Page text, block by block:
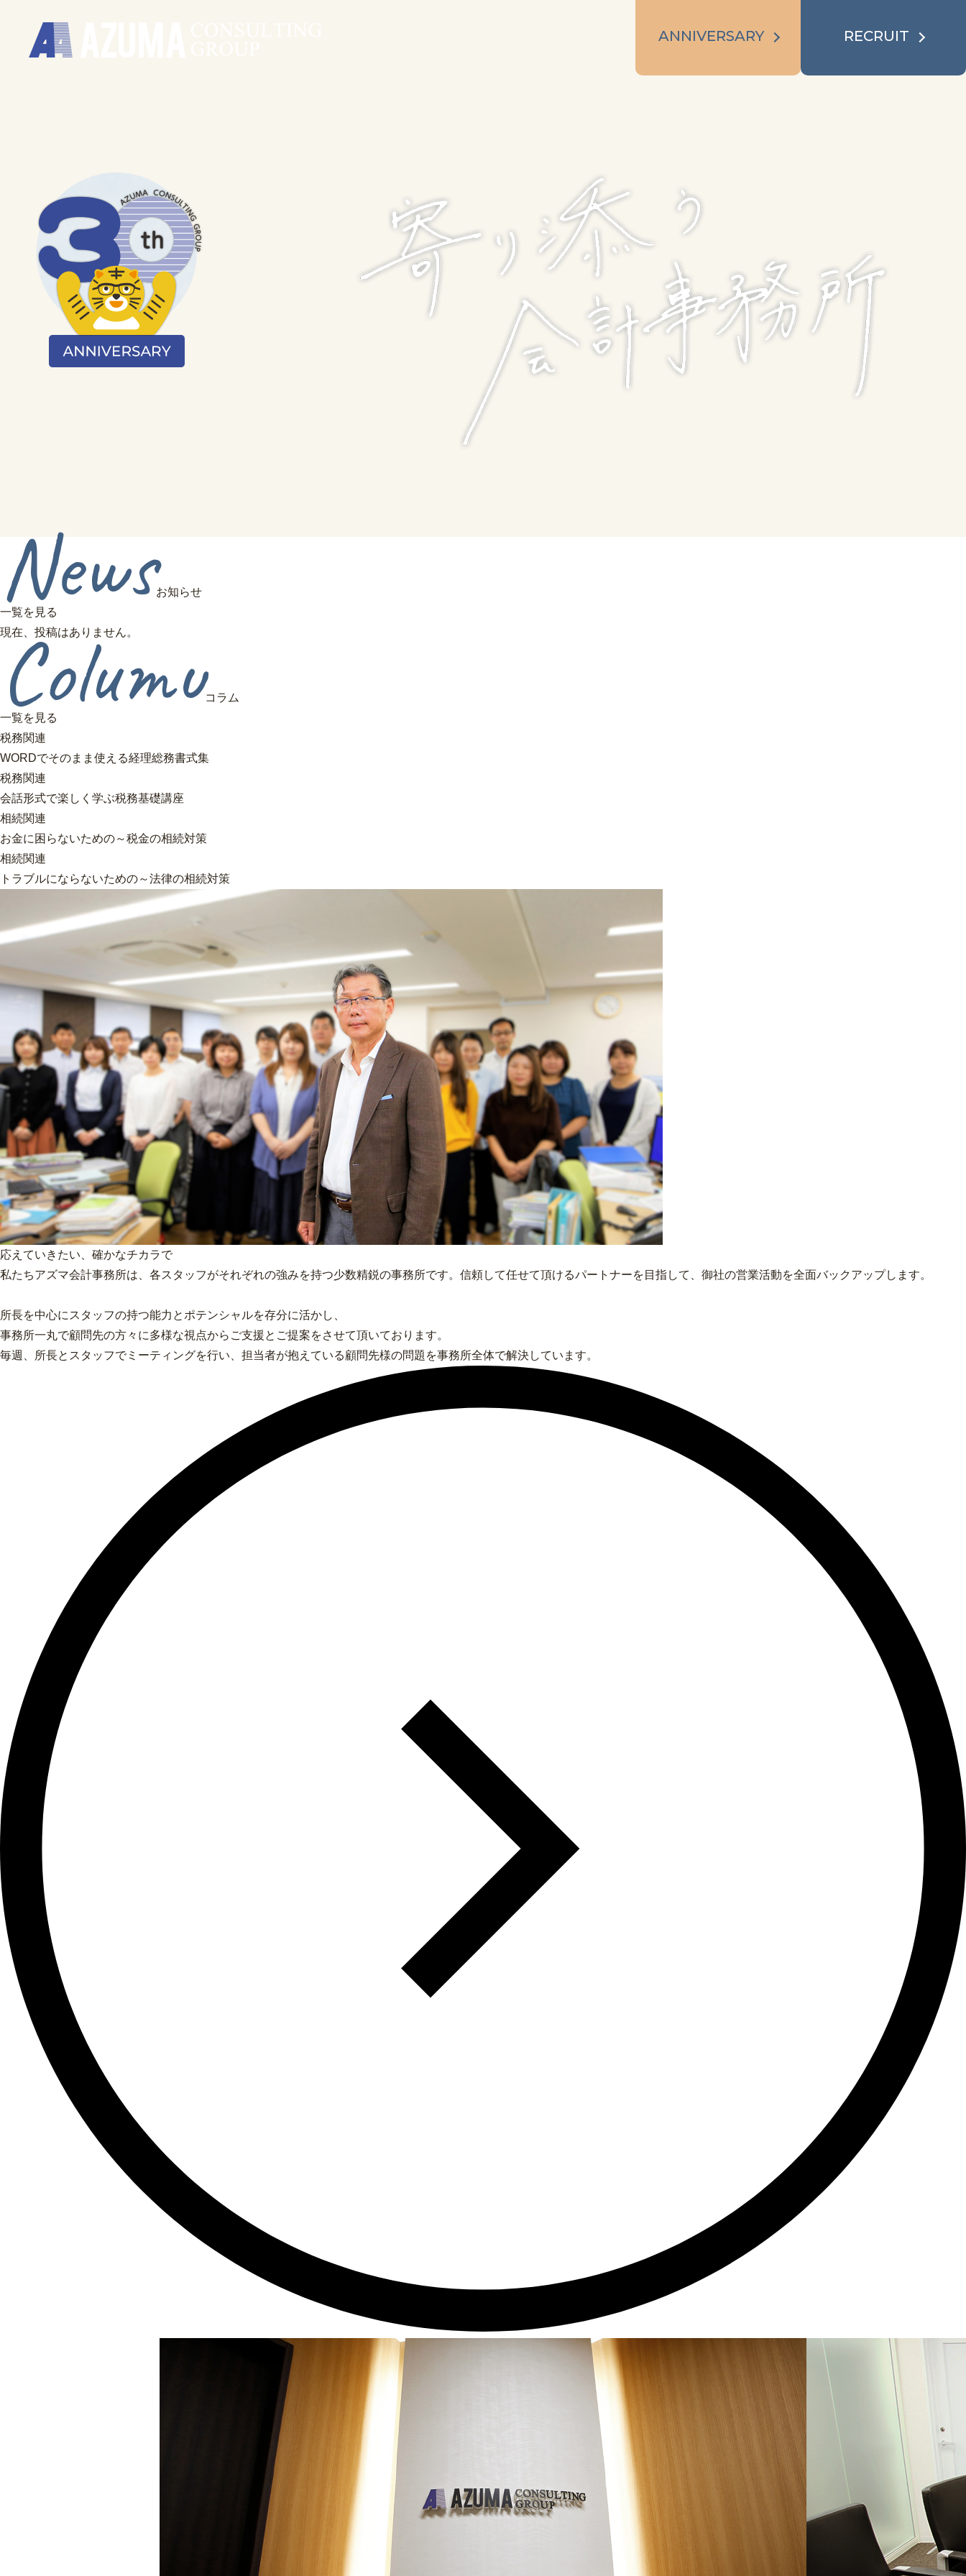
ANNIVERSARY RECRUIT
Newsお知らせ
一覧を見る
現在、投稿はありません。
Columuコラム
一覧を見る
税務関連
WORDでそのまま使える経理総務書式集
税務関連
会話形式で楽しく学ぶ税務基礎講座
相続関連
お金に困らないための～税金の相続対策
相続関連
トラブルにならないための～法律の相続対策
応えていきたい、確かなチカラで
私たちアズマ会計事務所は、各スタッフがそれぞれの強みを持つ少数精鋭の事務所です。信頼して任せて頂けるパートナーを目指して、御社の営業活動を全面バックアップします。
所長を中心にスタッフの持つ能力とポテンシャルを存分に活かし、
事務所一丸で顧問先の方々に多様な視点からご支援とご提案をさせて頂いております。
毎週、所長とスタッフでミーティングを行い、担当者が抱えている顧問先様の問題を事務所全体で解決しています。